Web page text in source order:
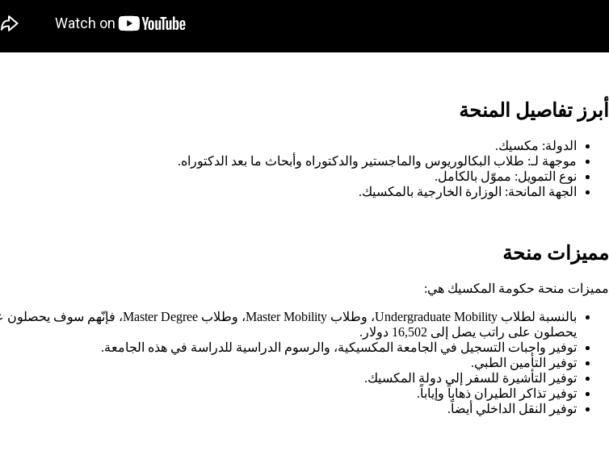
أبرز تفاصيل المنحة
الدولة: مكسيك.
موجهة لـ: طلاب البكالوريوس والماجستير والدكتوراه وأبحاث ما بعد الدكتوراه.
نوع التمويل: مموّل بالكامل.
الجهة المانحة: الوزارة الخارجية بالمكسيك.
مميزات منحة
مميزات منحة حكومة المكسيك هي:
يحصلون على راتب يصل إلى 16,502 دولار.
توفير واجبات التسجيل في الجامعة المكسيكية، والرسوم الدراسية للدراسة في هذه الجامعة.
توفير التأمين الطبي.
توفير التأشيرة للسفر إلى دولة المكسيك.
توفير تذاكر الطيران ذهاباً وإياباً.
توفير النقل الداخلي أيضاً.